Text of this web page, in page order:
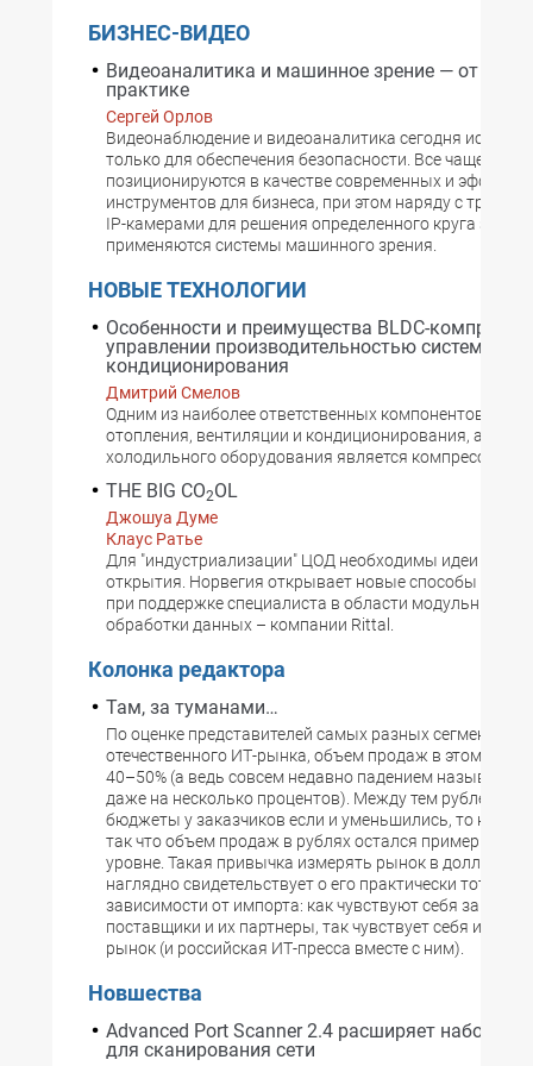
БИЗНЕС-ВИДЕО
Видеоаналитика и машинное зрение — от
практике
Сергей Орлов
Видеонаблюдение и видеоаналитика сегодня
только для обеспечения безопасности. Все чаще они
позиционируются в качестве современных и
инструментов для бизнеса, при этом наряду с
IP-камерами для решения определенного круга задач
применяются системы машинного зрения.
НОВЫЕ ТЕХНОЛОГИИ
Особенности и преимущества BLDC-
управлении производительностью систем
кондиционирования
Дмитрий Смелов
Одним из наиболее ответственных компонентов
отопления, вентиляции и кондиционирования, а также
холодильного оборудования является компрессор
THE BIG CO2OL
Джошуа Думе
Клаус Ратье
Для "индустриализации" ЦОД необходимы идеи и
открытия. Норвегия открывает новые способы
при поддержке специалиста в области модульных
обработки данных – компании Rittal.
Колонка редактора
Там, за туманами…
По оценке представителей самых разных сегментов
отечественного ИТ-рынка, объем продаж в этом году
40–50% (а ведь совсем недавно падением
даже на несколько процентов). Между тем рублевые
бюджеты у заказчиков если и уменьшились, то
так что объем продаж в рублях остался примерно на
уровне. Такая привычка измерять рынок в долларах
наглядно свидетельствует о его практически
зависимости от импорта: как чувствуют себя
поставщики и их партнеры, так чувствует себя и
рынок (и российская ИТ-пресса вместе с ним).
Новшества
Advanced Port Scanner 2.4 расширяет набор
для сканирования сети